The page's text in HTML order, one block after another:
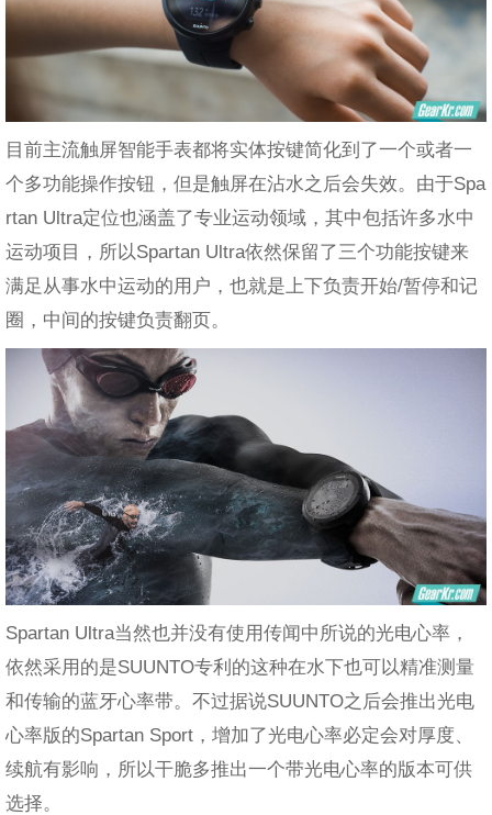
目前主流触屏智能手表都将实体按键简化到了一个或者一
个多功能操作按钮，但是触屏在沾水之后会失效。由于Spa
rtan Ultra定位也涵盖了专业运动领域，其中包括许多水中
运动项目，所以Spartan Ultra依然保留了三个功能按键来
满足从事水中运动的用户，也就是上下负责开始/暂停和记
圈，中间的按键负责翻页。
Spartan Ultra当然也并没有使用传闻中所说的光电心率，
依然采用的是SUUNTO专利的这种在水下也可以精准测量
和传输的蓝牙心率带。不过据说SUUNTO之后会推出光电
心率版的Spartan Sport，增加了光电心率必定会对厚度、
续航有影响，所以干脆多推出一个带光电心率的版本可供
选择。